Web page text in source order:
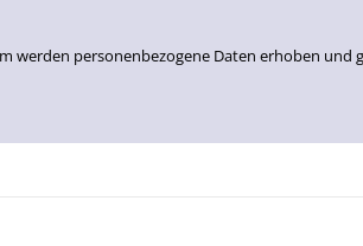
personenbezogene Daten erhoben und